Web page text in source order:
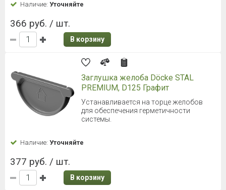
Наличие: Уточняйте
366 руб. / шт.
В корзину
Заглушка желоба Döcke STAL
PREMIUM, D125 Графит
Устанавливается на торце желобов
для обеспечения герметичности
системы.
Наличие: Уточняйте
377 руб. / шт.
В корзину